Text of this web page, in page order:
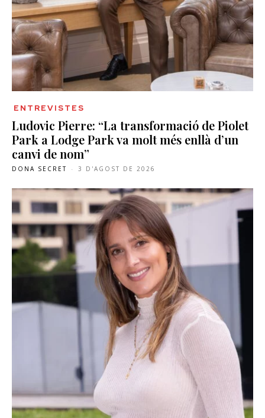
ENTREVISTES
Ludovic Pierre: “La transformació de Piolet
Park a Lodge Park va molt més enllà d’un
canvi de nom”
DONA SECRET - 3 D'AGOST DE 2026